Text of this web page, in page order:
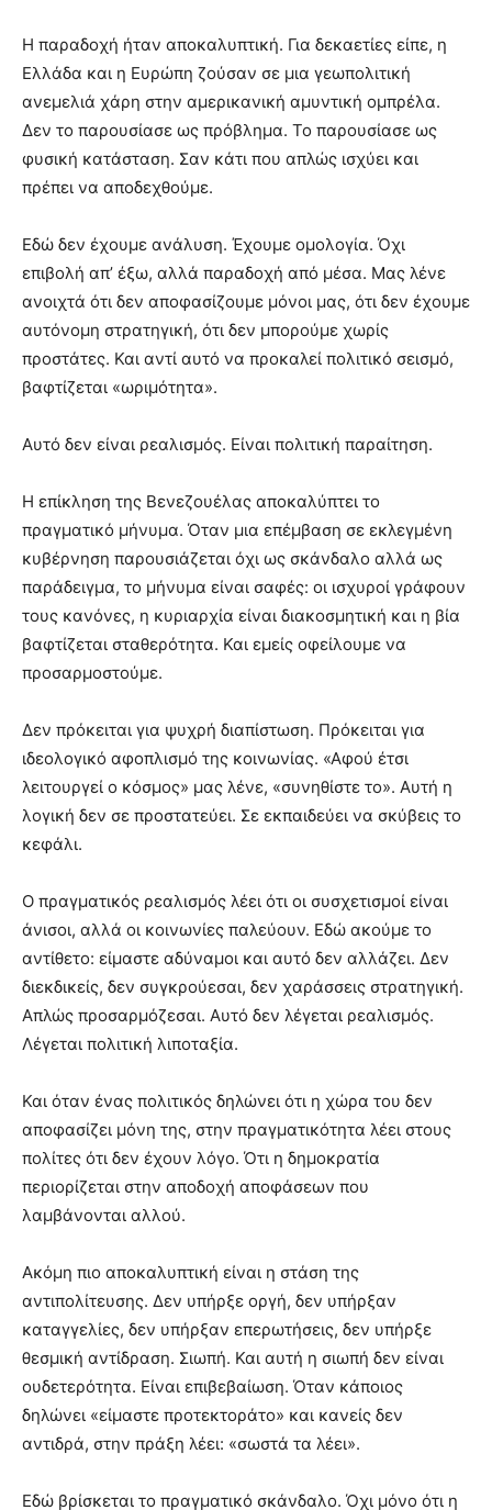
Η παραδοχή ήταν αποκαλυπτική. Για δεκαετίες είπε, η
Ελλάδα και η Ευρώπη ζούσαν σε μια γεωπολιτική
ανεμελιά χάρη στην αμερικανική αμυντική ομπρέλα.
Δεν το παρουσίασε ως πρόβλημα. Το παρουσίασε ως
φυσική κατάσταση. Σαν κάτι που απλώς ισχύει και
πρέπει να αποδεχθούμε.
Εδώ δεν έχουμε ανάλυση. Έχουμε ομολογία. Όχι
επιβολή απ’ έξω, αλλά παραδοχή από μέσα. Μας λένε
ανοιχτά ότι δεν αποφασίζουμε μόνοι μας, ότι δεν έχουμε
αυτόνομη στρατηγική, ότι δεν μπορούμε χωρίς
προστάτες. Και αντί αυτό να προκαλεί πολιτικό σεισμό,
βαφτίζεται «ωριμότητα».
Αυτό δεν είναι ρεαλισμός. Είναι πολιτική παραίτηση.
Η επίκληση της Βενεζουέλας αποκαλύπτει το
πραγματικό μήνυμα. Όταν μια επέμβαση σε εκλεγμένη
κυβέρνηση παρουσιάζεται όχι ως σκάνδαλο αλλά ως
παράδειγμα, το μήνυμα είναι σαφές: οι ισχυροί γράφουν
τους κανόνες, η κυριαρχία είναι διακοσμητική και η βία
βαφτίζεται σταθερότητα. Και εμείς οφείλουμε να
προσαρμοστούμε.
Δεν πρόκειται για ψυχρή διαπίστωση. Πρόκειται για
ιδεολογικό αφοπλισμό της κοινωνίας. «Αφού έτσι
λειτουργεί ο κόσμος» μας λένε, «συνηθίστε το». Αυτή η
λογική δεν σε προστατεύει. Σε εκπαιδεύει να σκύβεις το
κεφάλι.
Ο πραγματικός ρεαλισμός λέει ότι οι συσχετισμοί είναι
άνισοι, αλλά οι κοινωνίες παλεύουν. Εδώ ακούμε το
αντίθετο: είμαστε αδύναμοι και αυτό δεν αλλάζει. Δεν
διεκδικείς, δεν συγκρούεσαι, δεν χαράσσεις στρατηγική.
Απλώς προσαρμόζεσαι. Αυτό δεν λέγεται ρεαλισμός.
Λέγεται πολιτική λιποταξία.
Και όταν ένας πολιτικός δηλώνει ότι η χώρα του δεν
αποφασίζει μόνη της, στην πραγματικότητα λέει στους
πολίτες ότι δεν έχουν λόγο. Ότι η δημοκρατία
περιορίζεται στην αποδοχή αποφάσεων που
λαμβάνονται αλλού.
Ακόμη πιο αποκαλυπτική είναι η στάση της
αντιπολίτευσης. Δεν υπήρξε οργή, δεν υπήρξαν
καταγγελίες, δεν υπήρξαν επερωτήσεις, δεν υπήρξε
θεσμική αντίδραση. Σιωπή. Και αυτή η σιωπή δεν είναι
ουδετερότητα. Είναι επιβεβαίωση. Όταν κάποιος
δηλώνει «είμαστε προτεκτοράτο» και κανείς δεν
αντιδρά, στην πράξη λέει: «σωστά τα λέει».
Εδώ βρίσκεται το πραγματικό σκάνδαλο. Όχι μόνο ότι η